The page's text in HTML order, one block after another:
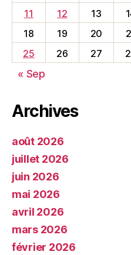
11
12 13
18
19 20
25
26 27
« Sep
Archives
août 2026
juillet 2026
juin 2026
mai 2026
avril 2026
mars 2026
février 2026